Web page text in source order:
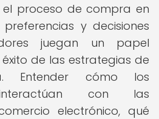
proceso de compra en
y decisiones
juegan un papel
de las estrategias de
Entender cómo los
interactúan con las
electrónico, qué